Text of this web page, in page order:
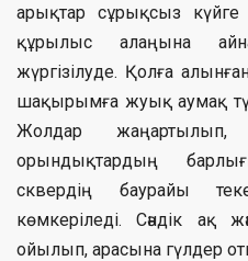
арықтар сұрықсыз
құрылыс алаңына
жүргізілуде. Қолға
шақырымға жуық аумақ
Жолдар
орындықтардың
сквердің баурайы
көмкеріледі. Сәндік ақ
ойылып, арасына гүлдер